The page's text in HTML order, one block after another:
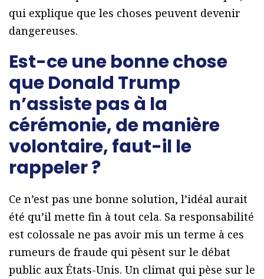
qui explique que les choses peuvent devenir
dangereuses.
Est-ce une bonne chose
que Donald Trump
n’assiste pas à la
cérémonie, de manière
volontaire, faut-il le
rappeler ?
Ce n’est pas une bonne solution, l’idéal aurait
été qu’il mette fin à tout cela. Sa responsabilité
est colossale ne pas avoir mis un terme à ces
rumeurs de fraude qui pèsent sur le débat
public aux États-Unis. Un climat qui pèse sur le